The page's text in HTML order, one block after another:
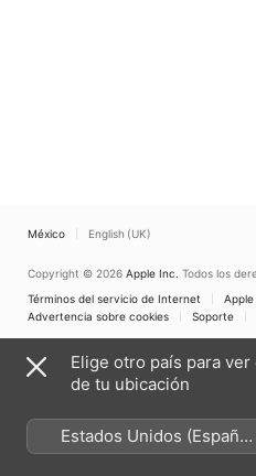
México English (UK)
Copyright © 2026 Apple Inc. Todos los
Términos del servicio de Internet
Advertencia sobre cookies
Soporte
Elige otro país para
de tu ubicación
Estados Unidos (Español
México)